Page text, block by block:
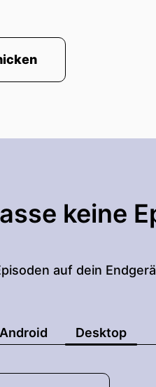
keine
auf dein
Android Desktop